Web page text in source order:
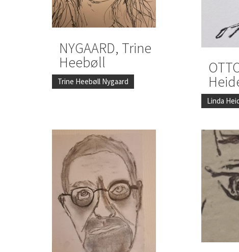
NYGAARD, Trine
Heebøll
Trine Heebøll Nygaard
Linda